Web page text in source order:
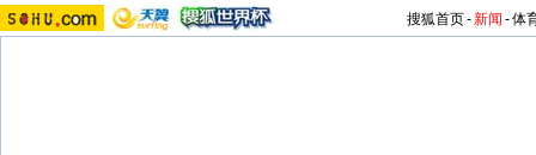
搜狐首页-新闻 -体